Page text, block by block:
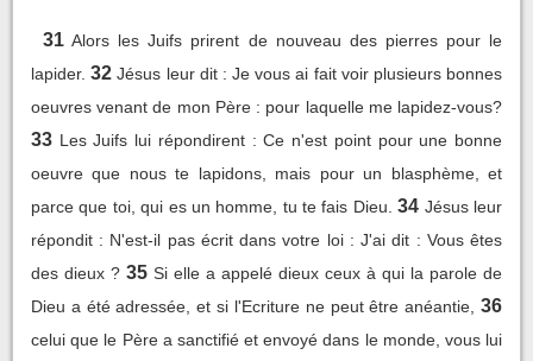
31 Alors les Juifs prirent de nouveau des pierres pour le
lapider. 32 Jésus leur dit : Je vous ai fait voir plusieurs bonnes
oeuvres venant de mon Père : pour laquelle me lapidez-vous?
33 Les Juifs lui répondirent : Ce n'est point pour une bonne
oeuvre que nous te lapidons, mais pour un blasphème, et
parce que toi, qui es un homme, tu te fais Dieu. 34 Jésus leur
répondit : N'est-il pas écrit dans votre loi : J'ai dit : Vous êtes
des dieux ? 35 Si elle a appelé dieux ceux à qui la parole de
Dieu a été adressée, et si l'Ecriture ne peut être anéantie, 36
celui que le Père a sanctifié et envoyé dans le monde, vous lui